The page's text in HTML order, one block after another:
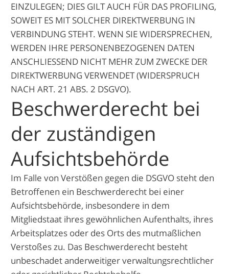
EINZULEGEN; DIES GILT AUCH FÜR DAS PROFILING,
SOWEIT ES MIT SOLCHER DIREKTWERBUNG IN
VERBINDUNG STEHT. WENN SIE WIDERSPRECHEN,
WERDEN IHRE PERSONENBEZOGENEN DATEN
ANSCHLIESSEND NICHT MEHR ZUM ZWECKE DER
DIREKTWERBUNG VERWENDET (WIDERSPRUCH
NACH ART. 21 ABS. 2 DSGVO).
Beschwerde­recht bei
der zuständigen
Aufsichts­behörde
Im Falle von Verstößen gegen die DSGVO steht den
Betroffenen ein Beschwerderecht bei einer
Aufsichtsbehörde, insbesondere in dem
Mitgliedstaat ihres gewöhnlichen Aufenthalts, ihres
Arbeitsplatzes oder des Orts des mutmaßlichen
Verstoßes zu. Das Beschwerderecht besteht
unbeschadet anderweitiger verwaltungsrechtlicher